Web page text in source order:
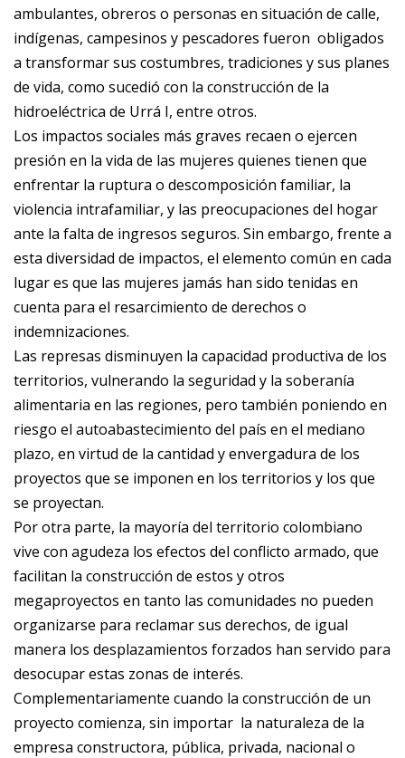
ambulantes, obreros o personas en situación de calle,
indígenas, campesinos y pescadores fueron obligados
a transformar sus costumbres, tradiciones y sus planes
de vida, como sucedió con la construcción de la
hidroeléctrica de Urrá I, entre otros.
Los impactos sociales más graves recaen o ejercen
presión en la vida de las mujeres quienes tienen que
enfrentar la ruptura o descomposición familiar, la
violencia intrafamiliar, y las preocupaciones del hogar
ante la falta de ingresos seguros. Sin embargo, frente a
esta diversidad de impactos, el elemento común en cada
lugar es que las mujeres jamás han sido tenidas en
cuenta para el resarcimiento de derechos o
indemnizaciones.
Las represas disminuyen la capacidad productiva de los
territorios, vulnerando la seguridad y la soberanía
alimentaria en las regiones, pero también poniendo en
riesgo el autoabastecimiento del país en el mediano
plazo, en virtud de la cantidad y envergadura de los
proyectos que se imponen en los territorios y los que
se proyectan.
Por otra parte, la mayoría del territorio colombiano
vive con agudeza los efectos del conflicto armado, que
facilitan la construcción de estos y otros
megaproyectos en tanto las comunidades no pueden
organizarse para reclamar sus derechos, de igual
manera los desplazamientos forzados han servido para
desocupar estas zonas de interés.
Complementariamente cuando la construcción de un
proyecto comienza, sin importar la naturaleza de la
empresa constructora, pública, privada, nacional o